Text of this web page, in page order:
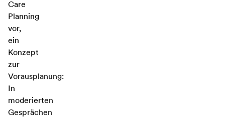
Care
Planning
vor,
ein
Konzept
zur
Vorausplanung:
In
moderierten
Gesprächen